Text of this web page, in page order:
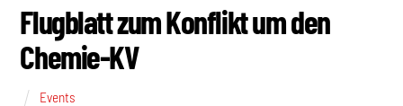
Flugblatt zum Konflikt um den
Chemie-KV
Events